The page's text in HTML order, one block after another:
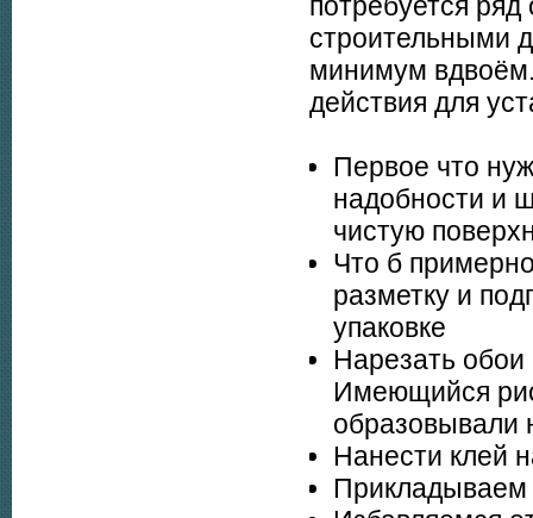
строительными
минимум
действия для
Первое что
надобности и
чистую
Что б
разметку и
упаковке
Нарезать
Имеющийся
образовывали
Нанести клей
Прикладываем